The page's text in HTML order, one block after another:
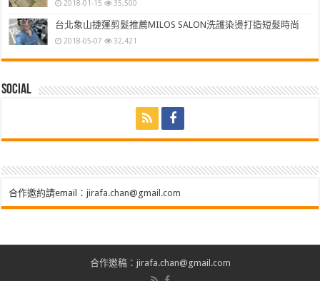
2018-01-15 35,500
台北象山捷運剪髮推薦MILOS SALON洗護染燙打造短髮時尚
2018-05-07 32,421
Social
合作邀約請email：jirafa.chan@gmail.com
合作邀稿：jirafa.chan@gmail.com